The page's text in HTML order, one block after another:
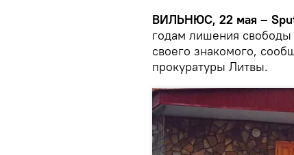
ВИЛЬНЮС, 22 мая –
годам лишения
своего знакомого,
прокуратуры Литвы.